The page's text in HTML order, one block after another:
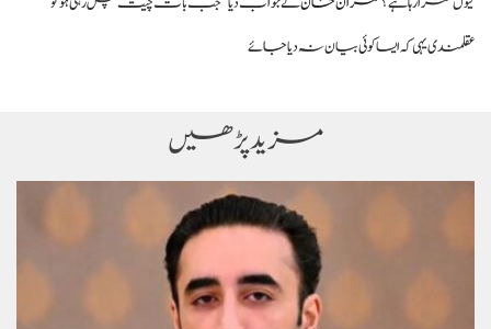
عقلمندی یہی کہ ایسا کوئی بیان نہ دیا جائے
مزید پڑھیں